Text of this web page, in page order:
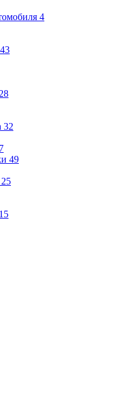
4
28
32
49
25
15